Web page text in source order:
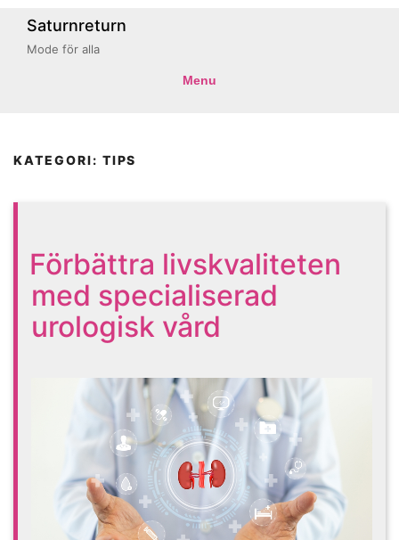
Saturnreturn
Mode för alla
Menu
KATEGORI: TIPS
Förbättra livskvaliteten
med specialiserad
urologisk vård